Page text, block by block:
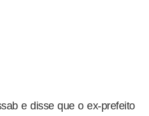
e disse que o ex-prefeito